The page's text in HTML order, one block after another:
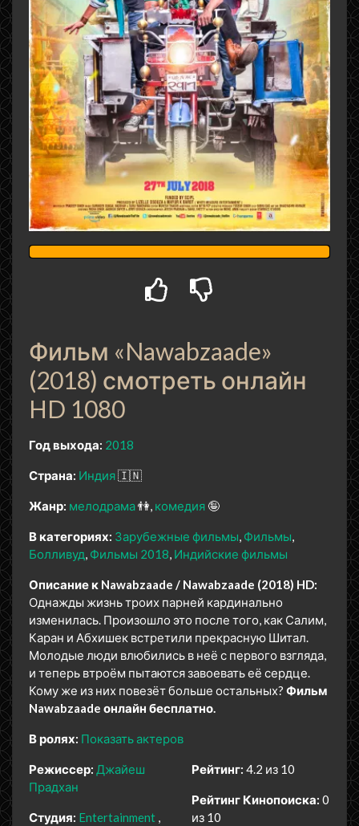
Фильм «Nawabzaade»
(2018) смотреть онлайн
HD 1080
Год выхода: 2018
Страна: Индия🇮🇳
Жанр: мелодрама👫 комедия 🤪
В категориях: Зарубежные фильмы Фильмы
Болливуд Фильмы 2018 Индийские фильмы
Описание к Nawabzaade / Nawabzaade (2018) HD:
Однажды жизнь троих парней кардинально
изменилась. Произошло это после того, как Салим,
Каран и Абхишек встретили прекрасную Шитал.
Молодые люди влюбились в неё с первого взгляда,
и теперь втроём пытаются завоевать её сердце.
Кому же из них повезёт больше остальных? Фильм
Nawabzaade онлайн бесплатно.
В ролях: Показать актеров
Режиссер: Джайеш
Прадхан
Студия: Entertainment
Рейтинг: 4.2 из 10
Рейтинг Кинопоиска: 0
из 10